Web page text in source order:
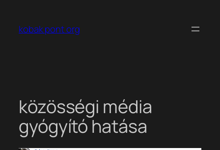
tartalomhoz
kobak pont org
közösségi média
gyógyító hatása